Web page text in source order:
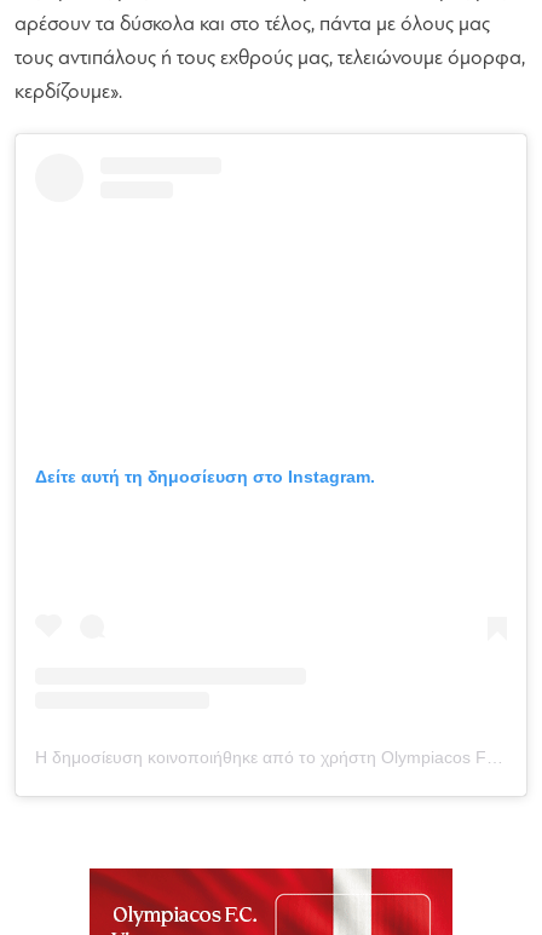
αρέσουν τα δύσκολα και στο τέλος, πάντα με όλους μας
τους αντιπάλους ή τους εχθρούς μας, τελειώνουμε όμορφα,
κερδίζουμε».
Δείτε αυτή τη δημοσίευση στο Instagram.
Η δημοσίευση κοινοποιήθηκε από το χρήστη Olympiacos FC (@olympiacosfc)